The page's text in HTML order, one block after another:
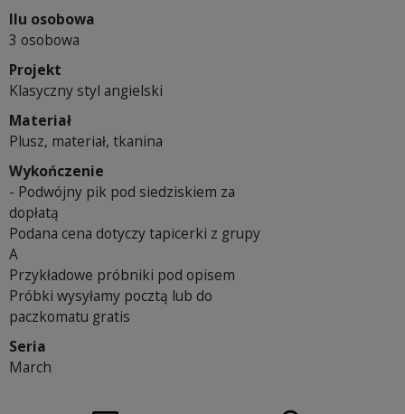
Ilu osobowa
3 osobowa
Projekt
Klasyczny styl angielski
Materiał
Plusz, materiał, tkanina
Wykończenie
- Podwójny pik pod siedziskiem za
dopłatą
Podana cena dotyczy tapicerki z grupy
A
Przykładowe próbniki pod opisem
Próbki wysyłamy pocztą lub do
paczkomatu gratis
Seria
March